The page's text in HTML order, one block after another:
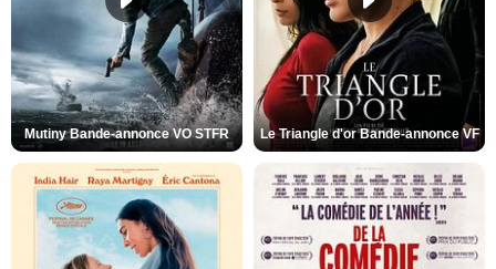
Mutiny Bande-annonce VO STFR Le Triangle d'or Bande-annonce VF